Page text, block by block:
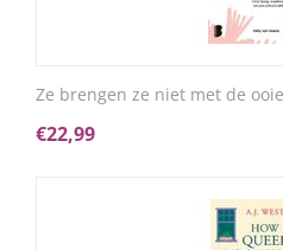
Ze brengen ze niet met de
€22,99